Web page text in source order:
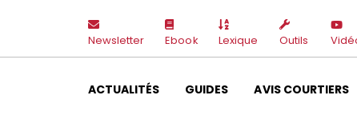
Newsletter Ebook Lexique Outils
ACTUALITÉS GUIDES AVIS COURTIERS